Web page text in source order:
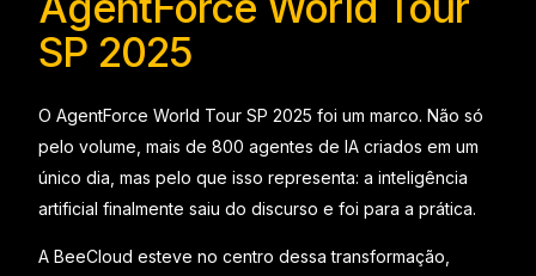
SP 2025
O AgentForce World Tour SP 2025 foi um marco. Não só
pelo volume, mais de 800 agentes de IA criados em um
único dia, mas pelo que isso representa: a inteligência
artificial finalmente saiu do discurso e foi para a prática.
A BeeCloud esteve no centro dessa transformação,